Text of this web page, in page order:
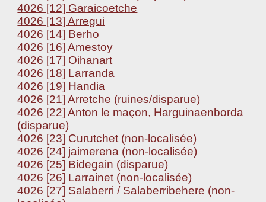
4026 [12] Garaicoetche
4026 [13] Arregui
4026 [14] Berho
4026 [16] Amestoy
4026 [17] Oihanart
4026 [18] Larranda
4026 [19] Handia
4026 [21] Arretche (ruines/disparue)
4026 [22] Anton le maçon, Harguinaenborda
(disparue)
4026 [23] Curutchet (non-localisée)
4026 [24] jaimerena (non-localisée)
4026 [25] Bidegain (disparue)
4026 [26] Larrainet (non-localisée)
4026 [27] Salaberri / Salaberribehere (non-